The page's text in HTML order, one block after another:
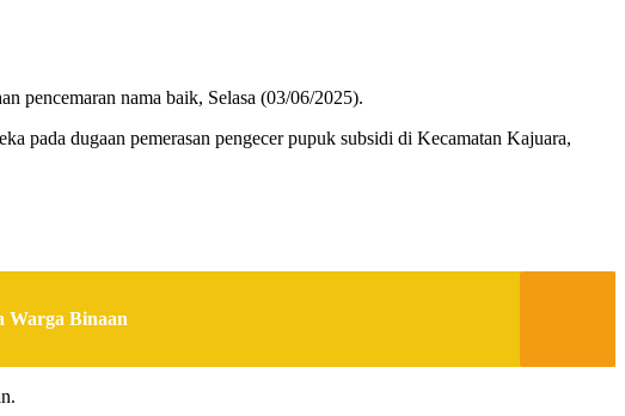
pencemaran nama baik, Selasa (03/06/2025).
pada dugaan pemerasan pengecer pupuk subsidi di Kecamatan Kajuara,
Warga Binaan